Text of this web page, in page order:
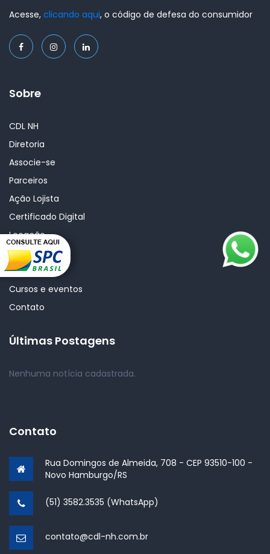
Acesse, clicando aqui, o código de defesa do consumidor
Sobre
CDL NH
Diretoria
Associe-se
Parceiros
Ação Lojista
Certificado Digital
Locação
Consulta SPC
Notícias
Cursos e eventos
Contato
Últimas Postagens
Nenhuma notícia cadastrada.
Contato
Rua Domingos de Almeida, 708 - CEP 93510-100 -
Novo Hamburgo/RS
(51) 3582.3535 (WhatsApp)
contato@cdl-nh.com.br